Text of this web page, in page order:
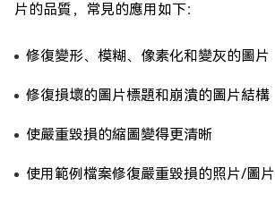
片的品質，常見的應用如下：
修復變形、模糊、像素化和變灰的圖片
修復損壞的圖片標題和崩潰的圖片結構
使嚴重毀損的縮圖變得更清晰
使用範例檔案修復嚴重毀損的照片/圖片